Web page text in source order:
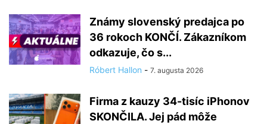
Známy slovenský predajca po
36 rokoch KONČÍ. Zákazníkom
odkazuje, čo s...
Róbert Hallon - 7. augusta 2026
Firma z kauzy 34-tisíc iPhonov
SKONČILA. Jej pád môže